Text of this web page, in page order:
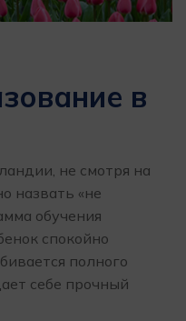
в
не смотря на
назвать «не
обучения
спокойно
полного
себе прочный